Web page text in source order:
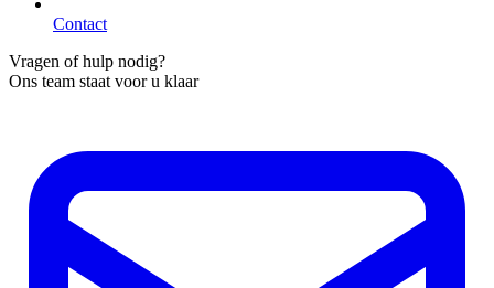
Contact
Vragen of hulp nodig?
Ons team staat voor u klaar